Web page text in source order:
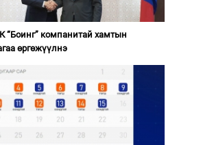
“Боинг” компанитай хамтын
өргөжүүлнэ